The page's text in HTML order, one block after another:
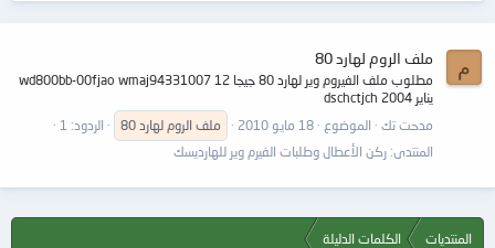
م ملف الروم لهارد 80
مطلوب ملف الفيروم وير لهارد 80 جيجا wd800bb-00fjao wmaj94331007 12
يناير 2004 dschctjch
مدحت تك
الموضوع 18 مايو 2010 ملف الروم لهارد 80
الردود: 1
المنتدى: ركن الأعطال وطلبات الفيرم وير للهارديسك
المنتديات الكلمات الدليلة